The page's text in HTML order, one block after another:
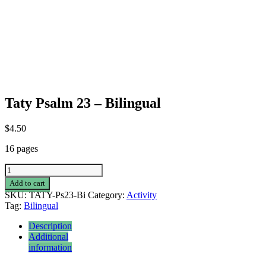
Taty Psalm 23 – Bilingual
$4.50
16 pages
Taty
Psalm
23
-
Bilingual
quantity
Add to cart
SKU:TATY-Ps23-Bi Category: Activity
Tag: Bilingual
Description
Additional
information